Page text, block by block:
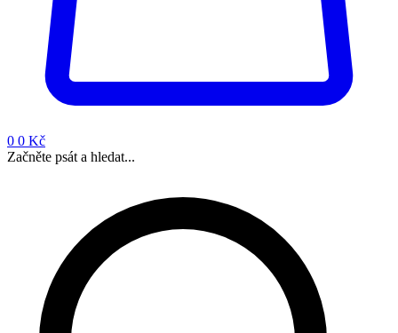
0 0 Kč
Začněte psát a hledat...